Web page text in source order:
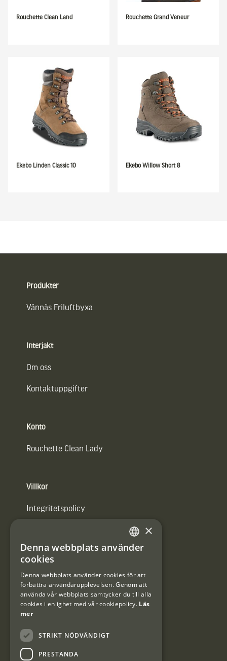
Rouchette Clean Land Rouchette Grand Veneur
Ekebo Linden Classic 10 Ekebo Willow Short 8
Produkter
Vännäs Friluftbyxa
Interjakt
Om oss
Kontaktuppgifter
Konto
Rouchette Clean Lady
Villkor
Integritetspolicy
#Interjaktfamily
Kundklubb
Information om kundklubben.
SWEDISH
×
Denna webbplats använder
cookies
Denna webbplats använder cookies för att
förbättra användarupplevelsen. Genom att
använda vår webbplats samtycker du till alla
cookies i enlighet med vår cookiepolicy. Läs
mer
STRIKT NÖDVÄNDIGT
PRESTANDA